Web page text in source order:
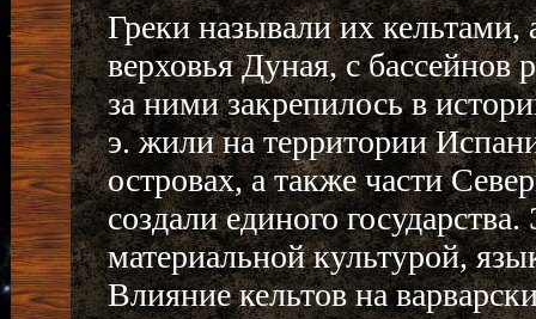
Греки называли их
верховья Дуная, с
за ними закрепилось в
э. жили на территории
островах, а также части
создали единого
материальной культурой,
Влияние кельтов на